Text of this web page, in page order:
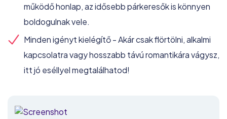
működő honlap, az idősebb párkeresők is könnyen
boldogulnak vele.
Minden igényt kielégítő - Akár csak flörtölni, alkalmi
kapcsolatra vagy hosszabb távú romantikára vágysz,
itt jó eséllyel megtalálhatod!